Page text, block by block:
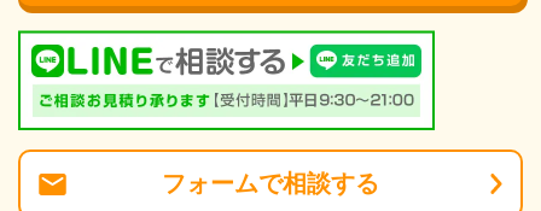
フォームで相談する